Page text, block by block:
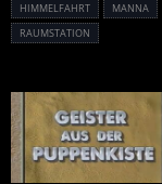
HIMMELFAHRT
MANNA
RAUMSTATION